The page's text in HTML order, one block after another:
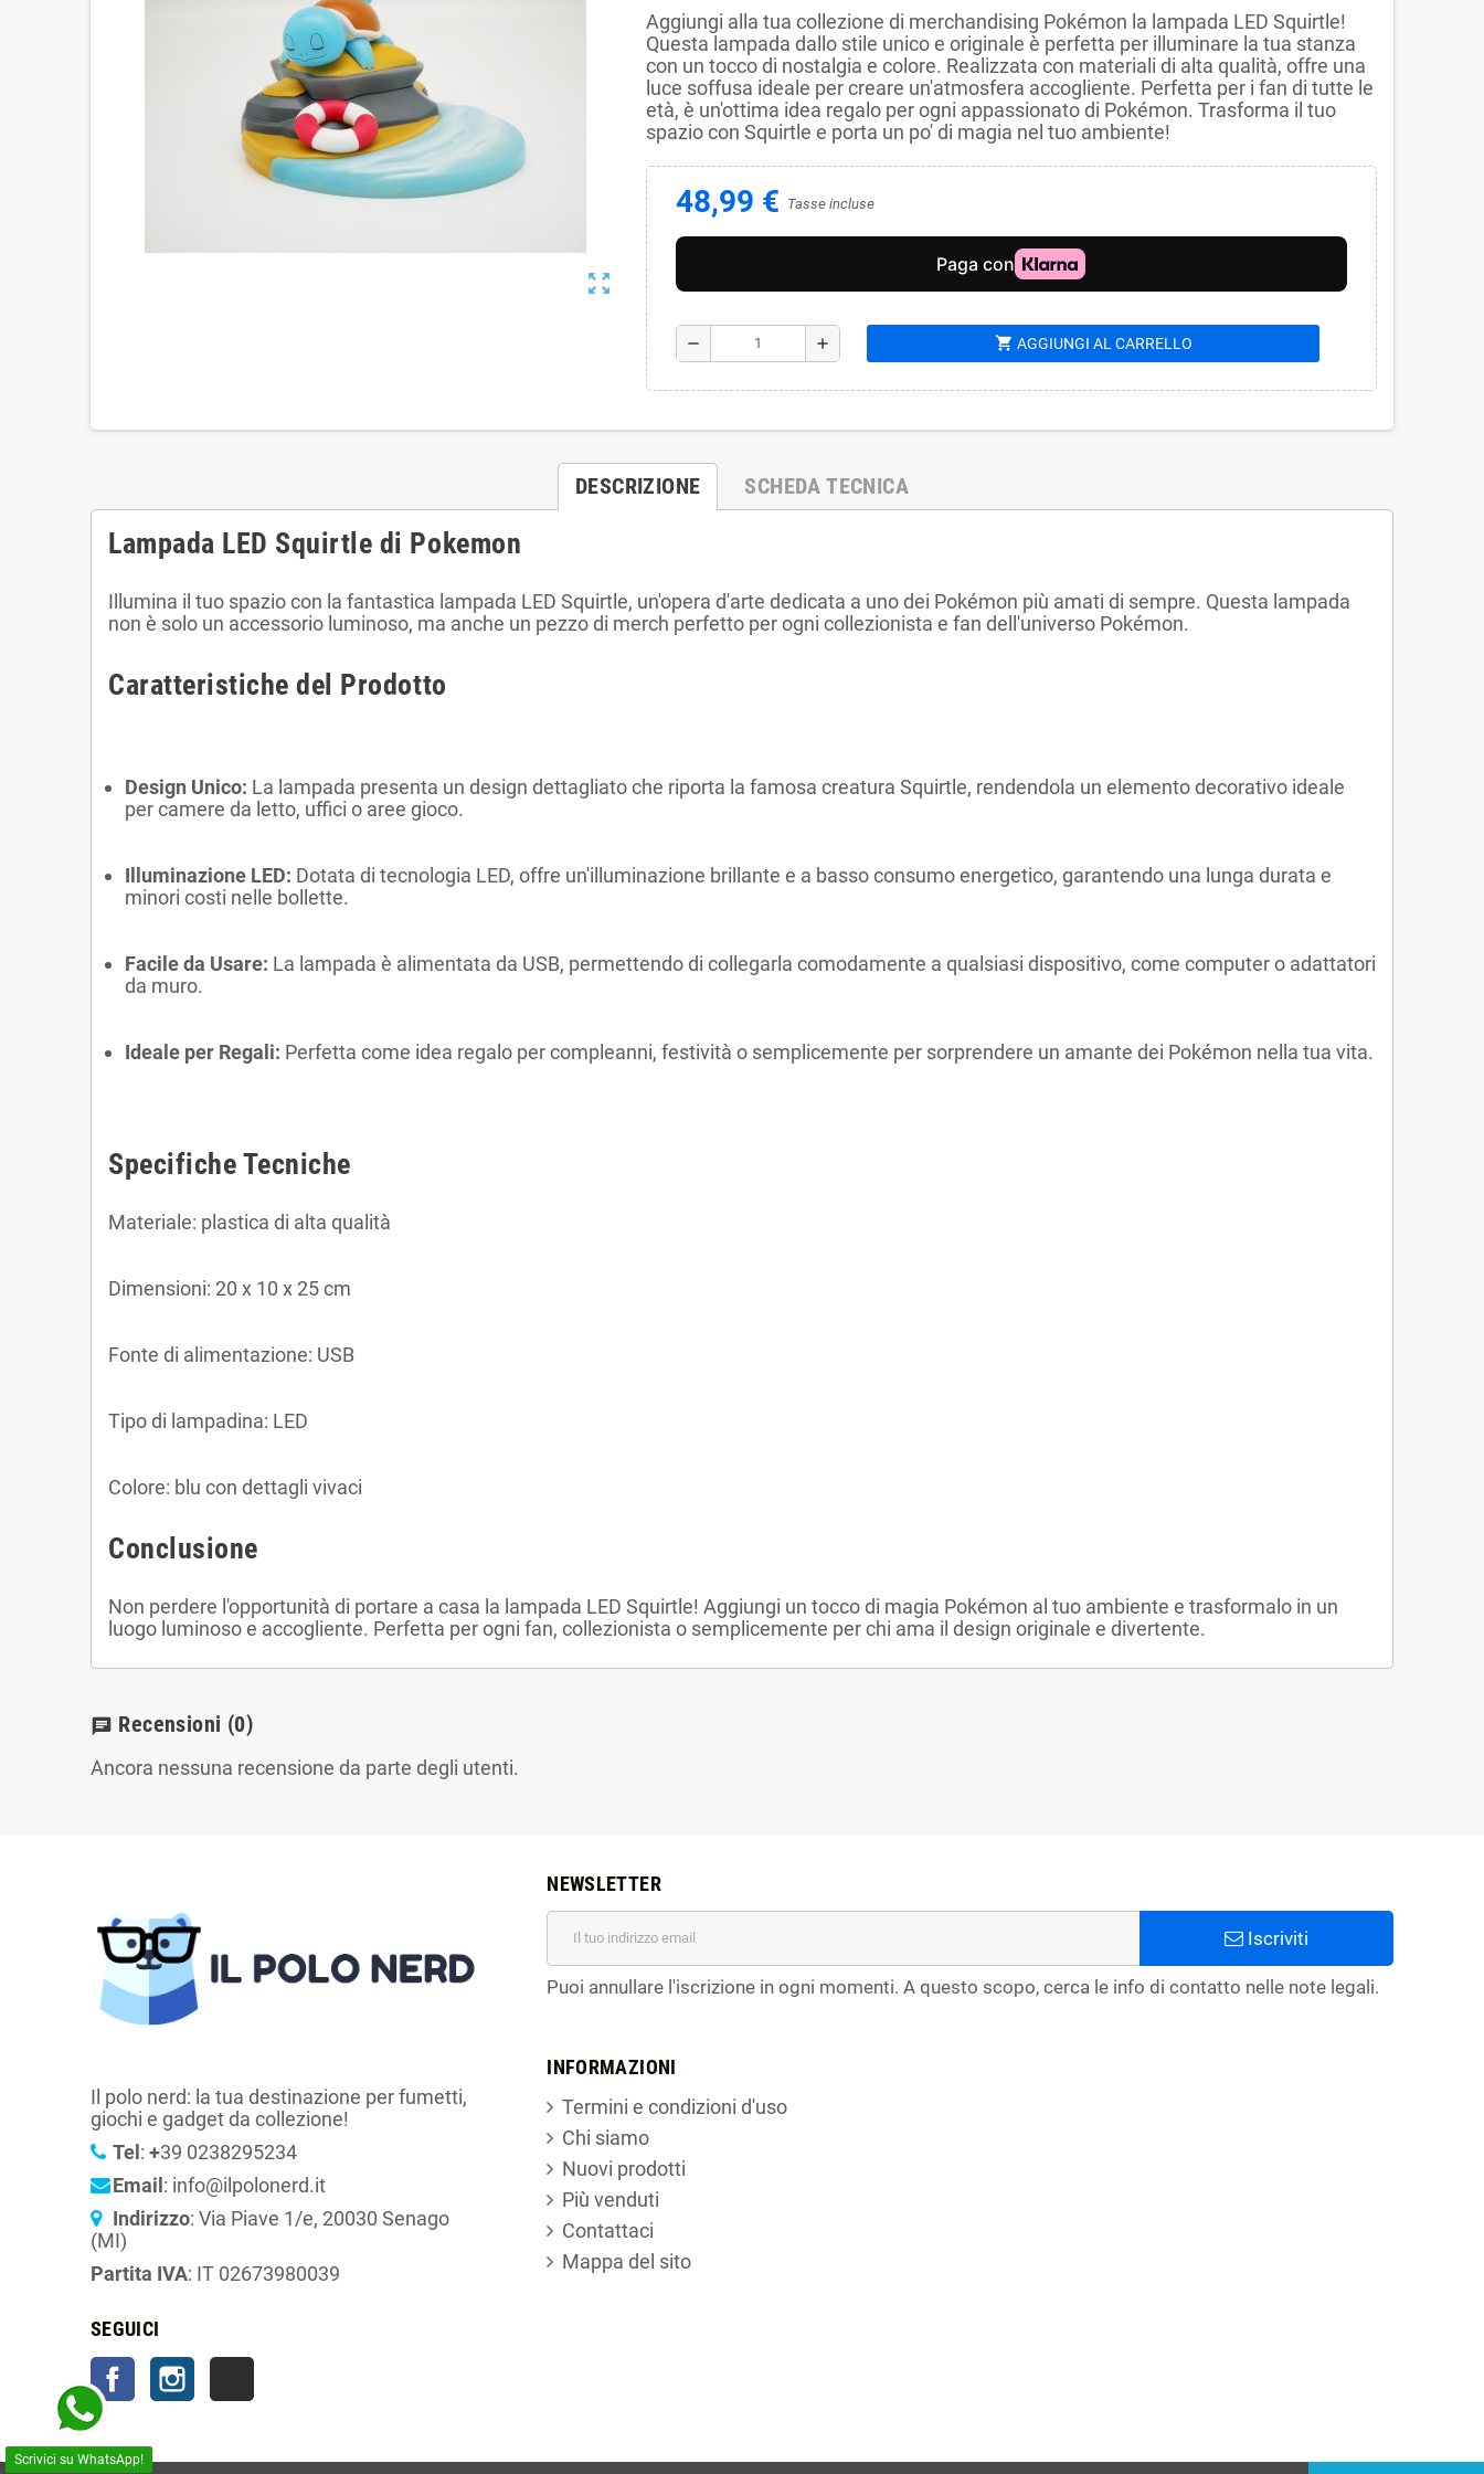
zoom_out_map
Aggiungi alla tua collezione di merchandising Pokémon la lampada LED Squirtle!
Questa lampada dallo stile unico e originale è perfetta per illuminare la tua stanza
con un tocco di nostalgia e colore. Realizzata con materiali di alta qualità, offre una
luce soffusa ideale per creare un'atmosfera accogliente. Perfetta per i fan di tutte le
età, è un'ottima idea regalo per ogni appassionato di Pokémon. Trasforma il tuo
spazio con Squirtle e porta un po' di magia nel tuo ambiente!
48,99 € Tasse incluse
remove add shopping_cart AGGIUNGI AL CARRELLO
DESCRIZIONE SCHEDA TECNICA
Lampada LED Squirtle di Pokemon
Illumina il tuo spazio con la fantastica lampada LED Squirtle, un'opera d'arte dedicata a uno dei Pokémon più amati di sempre. Questa lampada
non è solo un accessorio luminoso, ma anche un pezzo di merch perfetto per ogni collezionista e fan dell'universo Pokémon.
Caratteristiche del Prodotto
Design Unico: La lampada presenta un design dettagliato che riporta la famosa creatura Squirtle, rendendola un elemento decorativo ideale
per camere da letto, uffici o aree gioco.
Illuminazione LED: Dotata di tecnologia LED, offre un'illuminazione brillante e a basso consumo energetico, garantendo una lunga durata e
minori costi nelle bollette.
Facile da Usare: La lampada è alimentata da USB, permettendo di collegarla comodamente a qualsiasi dispositivo, come computer o adattatori
da muro.
Ideale per Regali: Perfetta come idea regalo per compleanni, festività o semplicemente per sorprendere un amante dei Pokémon nella tua vita.
Specifiche Tecniche
Materiale: plastica di alta qualità
Dimensioni: 20 x 10 x 25 cm
Fonte di alimentazione: USB
Tipo di lampadina: LED
Colore: blu con dettagli vivaci
Conclusione
Non perdere l'opportunità di portare a casa la lampada LED Squirtle! Aggiungi un tocco di magia Pokémon al tuo ambiente e trasformalo in un
luogo luminoso e accogliente. Perfetta per ogni fan, collezionista o semplicemente per chi ama il design originale e divertente.
chat Recensioni (0)
Ancora nessuna recensione da parte degli utenti.
Il polo nerd: la tua destinazione per fumetti,
giochi e gadget da collezione!
Tel : +39 0238295234
Email : info@ilpolonerd.it
Indirizzo: Via Piave 1/e, 20030 Senago
(MI)
Partita IVA: IT 02673980039
SEGUICI
FacebookInstagram
NEWSLETTER
Iscriviti
Puoi annullare l'iscrizione in ogni momenti. A questo scopo, cerca le info di contatto nelle note legali.
INFORMAZIONI
Termini e condizioni d'uso
Chi siamo
Nuovi prodotti
Più venduti
Contattaci
Mappa del sito
Scrivici su WhatsApp!